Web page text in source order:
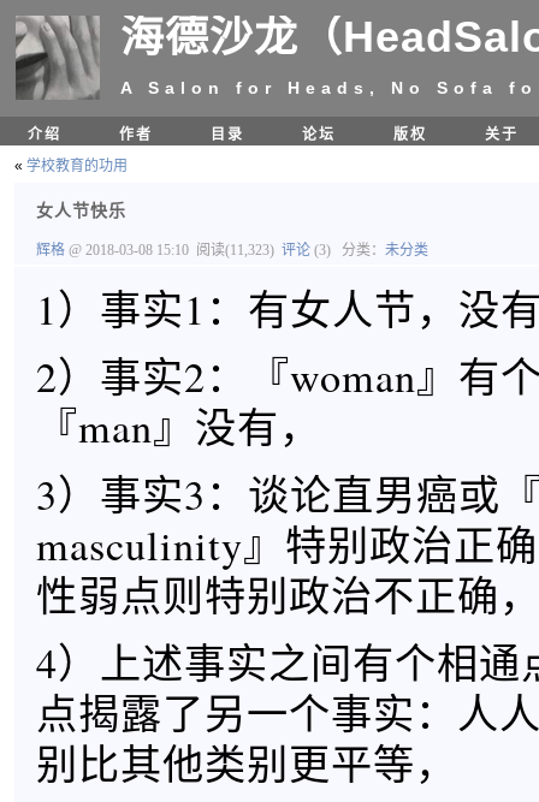
海德沙龙（
A Salon for Heads, No Sofa
介绍 作者 目录 论坛 版权
关于
« 学校教育的功用
女人节快乐
辉格 @ 2018-03-08 15:10 阅读(11,323) 评论 (3) 分类： 未分类
1）事实1：有女人节，没
2）事实2：『woman』有
『man』没有，
3）事实3：谈论直男癌或
masculinity』特别政治正
性弱点则特别政治不正确
4）上述事实之间有个相通
点揭露了另一个事实：人
别比其他类别更平等，